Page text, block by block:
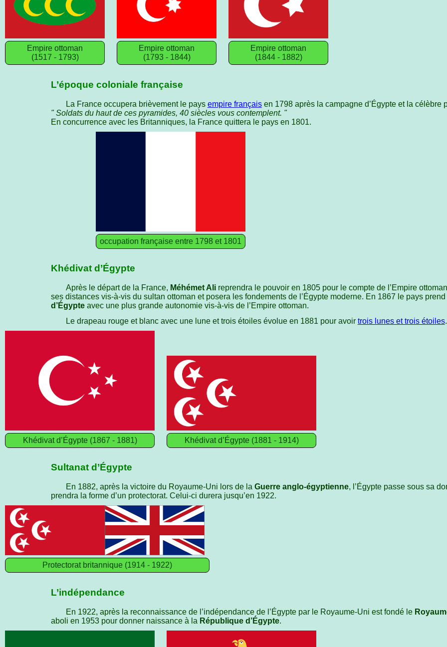
Empire ottoman
(1517 - 1793)
Empire ottoman
(1793 - 1844)
Empire ottoman
(1844 - 1882)
L’époque coloniale française
La France occupera brièvement le pays empire françaisen 1798 après la campagne d’Égypte et la célèbre
" Soldats du haut de ces pyramides, 40 siècles vous contemplent. "
En concurrence avec les Britanniques, la France quittera le pays en 1801.
occupation française entre 1798 et 1801
Khédivat d’Égypte
Après le départ de la France, Méhémet Alireprendra le pouvoir en 1805 pour le compte de l’Empire
ses distances vis-à-vis du sultan ottoman et posera les fondements de l’Égypte moderne. En 1867 le pays
d’Égypte avec une plus grande autonomie vis-à-vis de l’Empire ottoman.
Le drapeau rouge et blanc avec une lune et trois étoiles évolue en 1881 pour avoir trois lunes et trois étoiles.
Khédivat d’Égypte (1867 - 1881) Khédivat d’Égypte (1881 - 1914)
Sultanat d’Égypte
En 1882, après la victoire du Royaume-Uni lors de la Guerre anglo-égyptienne, l’Égypte passe sous sa
prendra la forme d’un protectorat. Celui-ci durera jusqu’en 1922.
Protectorat britannique (1914 - 1922)
L’indépendance
En 1922, après la reconnaissance de l’indépendance de l’Égypte par le Royaume-Uni est fondé le
aboli en 1953 pour donner naissance à la République d’Égypte.